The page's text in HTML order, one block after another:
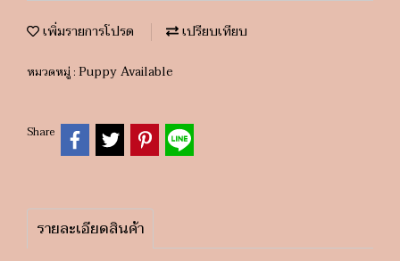
เพิ่มรายการโปรด เปรียบเทียบ
หมวดหมู่ : Puppy Available
Share
รายละเอียดสินค้า